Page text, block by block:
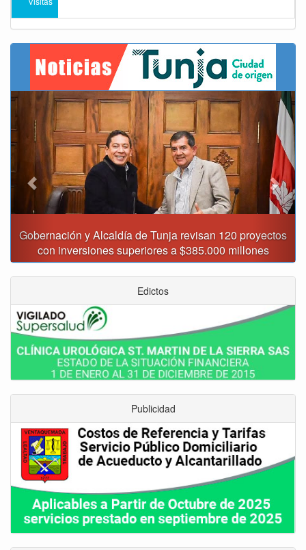
Gobernación y Alcaldía de Tunja revisan 120 proyectos
con inversiones superiores a $385.000 millones
Previous Next
Edictos
Publicidad